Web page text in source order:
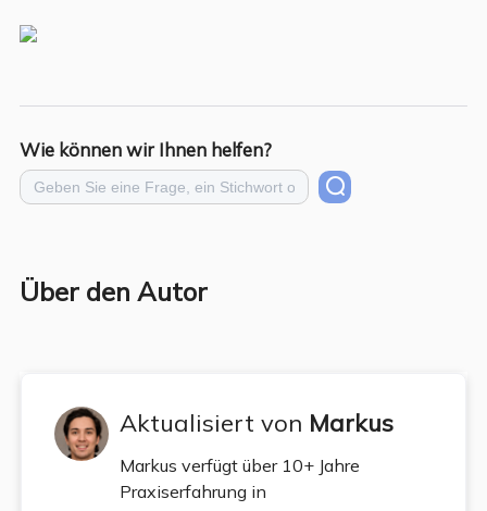
Wie können wir Ihnen helfen?
Über den Autor
Aktualisiert von Markus
Markus verfügt über 10+ Jahre
Praxiserfahrung in